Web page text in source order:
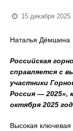
15 декабря 2025
Наталья Дёмшина
Российская
справляется с
участники
Россия — 2025»,
октября 2025
Высокая ключевая